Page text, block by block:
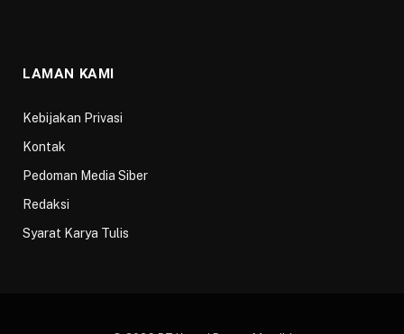
LAMAN KAMI
Kebijakan Privasi
Kontak
Pedoman Media Siber
Redaksi
Syarat Karya Tulis